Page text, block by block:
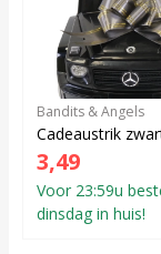
Bandits & Angels
Cadeaustrik
3,49
Voor 23:59u
dinsdag in huis!